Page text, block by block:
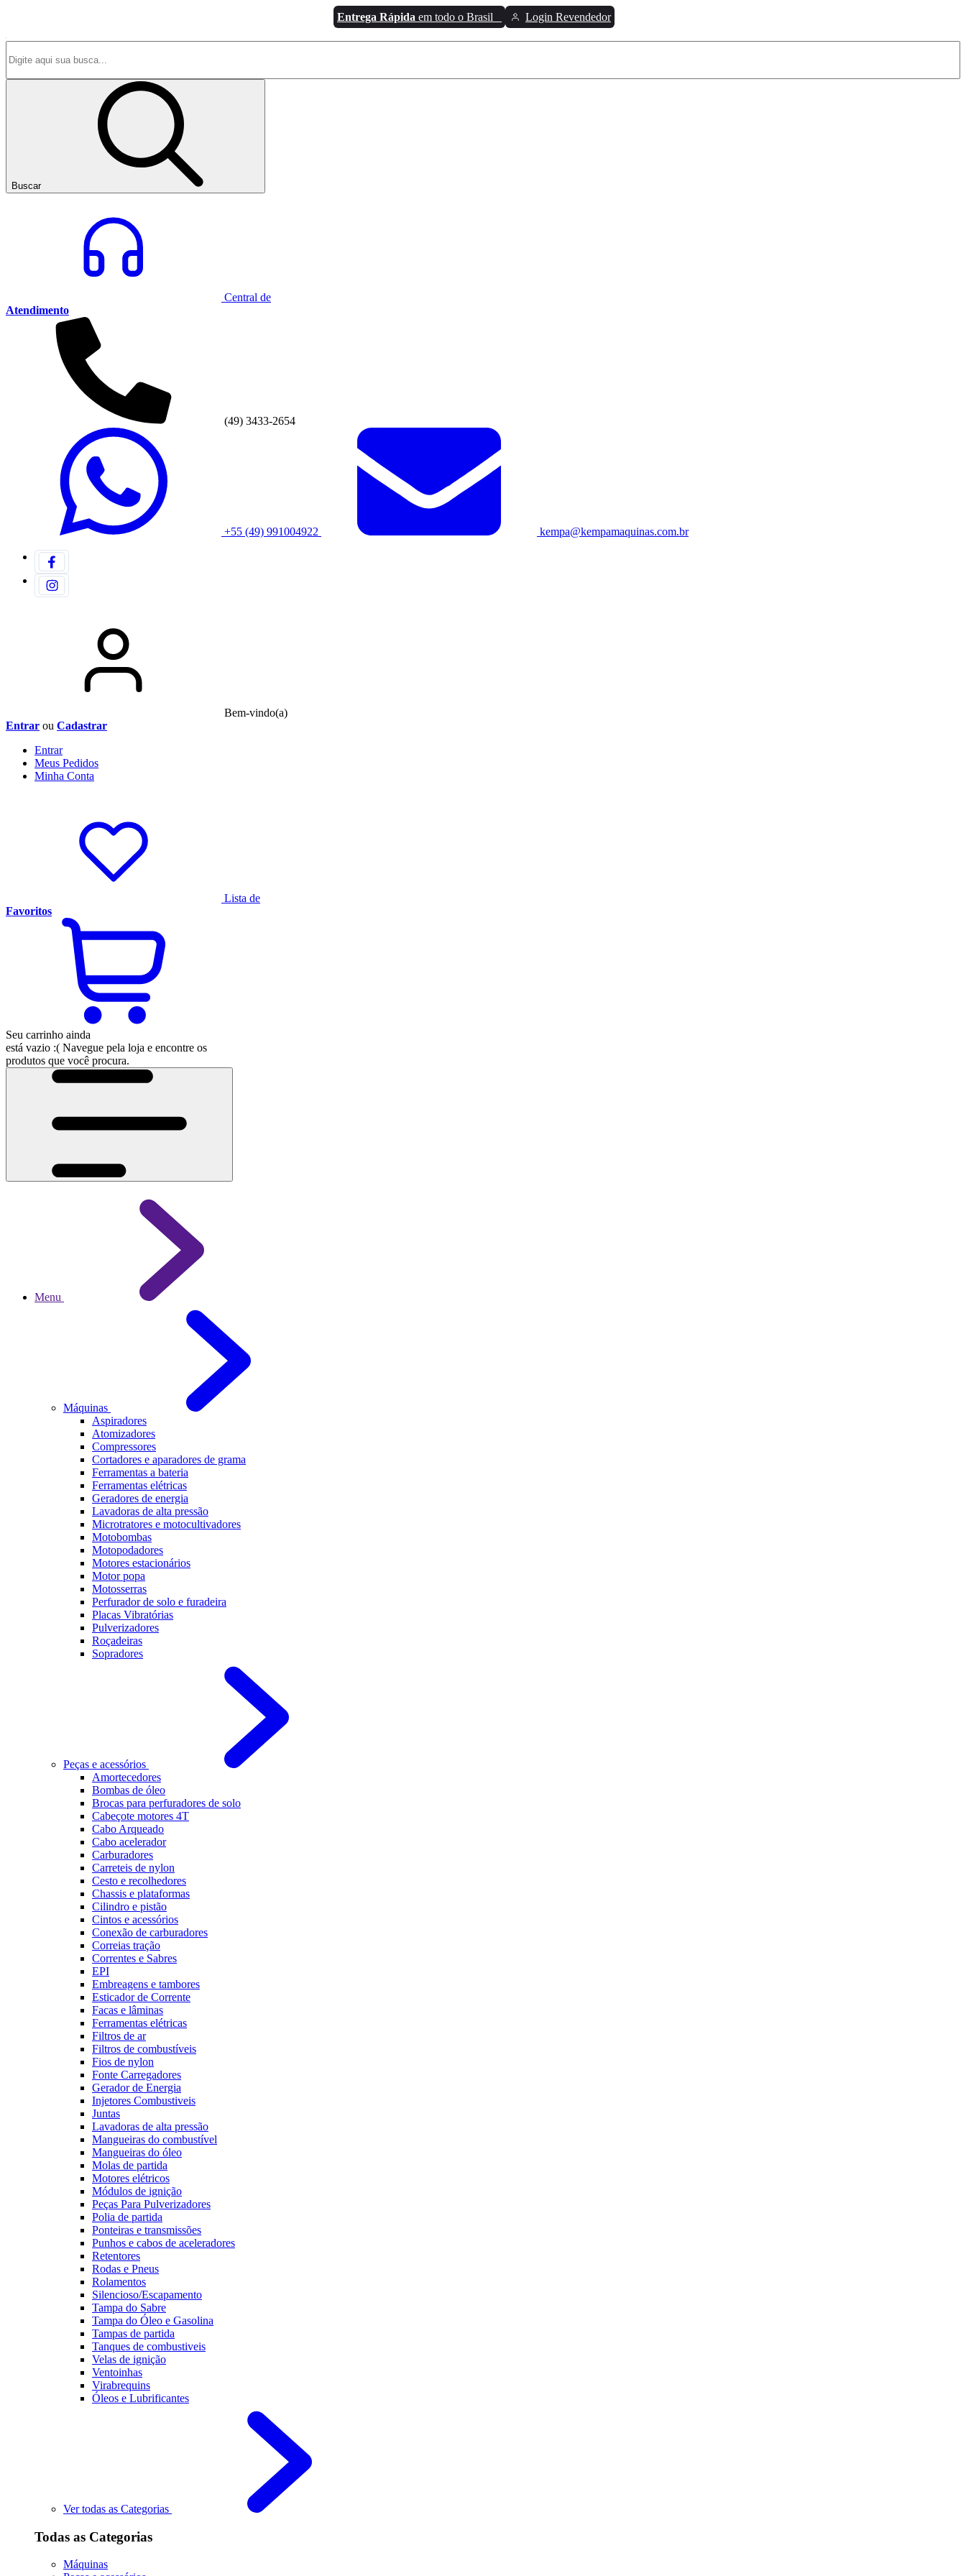
Entrega Rápida em todo o Brasil Login Revendedor
Buscar
Central de
Atendimento
(49) 3433-2654
+55 (49) 991004922 kempa@kempamaquinas.com.br
Bem-vindo(a)
Entrar ou Cadastrar
Entrar
Meus Pedidos
Minha Conta
Lista de
Favoritos
Seu carrinho ainda
está vazio :( Navegue pela loja e encontre os
produtos que você procura.
Menu
Máquinas
Aspiradores
Atomizadores
Compressores
Cortadores e aparadores de grama
Ferramentas a bateria
Ferramentas elétricas
Geradores de energia
Lavadoras de alta pressão
Microtratores e motocultivadores
Motobombas
Motopodadores
Motores estacionários
Motor popa
Motosserras
Perfurador de solo e furadeira
Placas Vibratórias
Pulverizadores
Roçadeiras
Sopradores
Peças e acessórios
Amortecedores
Bombas de óleo
Brocas para perfuradores de solo
Cabeçote motores 4T
Cabo Arqueado
Cabo acelerador
Carburadores
Carreteis de nylon
Cesto e recolhedores
Chassis e plataformas
Cilindro e pistão
Cintos e acessórios
Conexão de carburadores
Correias tração
Correntes e Sabres
EPI
Embreagens e tambores
Esticador de Corrente
Facas e lâminas
Ferramentas elétricas
Filtros de ar
Filtros de combustíveis
Fios de nylon
Fonte Carregadores
Gerador de Energia
Injetores Combustiveis
Juntas
Lavadoras de alta pressão
Mangueiras do combustível
Mangueiras do óleo
Molas de partida
Motores elétricos
Módulos de ignição
Peças Para Pulverizadores
Polia de partida
Ponteiras e transmissões
Punhos e cabos de aceleradores
Retentores
Rodas e Pneus
Rolamentos
Silencioso/Escapamento
Tampa do Sabre
Tampa do Óleo e Gasolina
Tampas de partida
Tanques de combustiveis
Velas de ignição
Ventoinhas
Virabrequins
Óleos e Lubrificantes
Ver todas as Categorias
Todas as Categorias
Máquinas